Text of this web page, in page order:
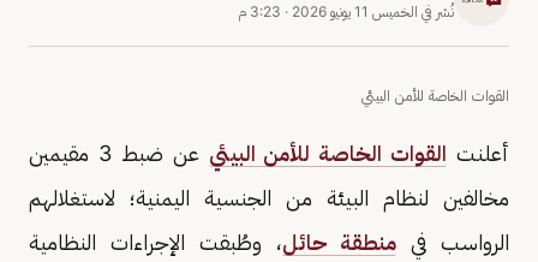
نُشر في الخميس 11 يونيو 2026 · 3:23 م
القوات الخاصة للأمن البيئي
أعلنت القوات الخاصة للأمن البيئي
عن ضبط 3 مقيمين
مخالفين لنظام البيئة من الجنسية اليمنية؛ لاستغلالهم
الرواسب في منطقة حائل، وطُبقت الإجراءات النظامية